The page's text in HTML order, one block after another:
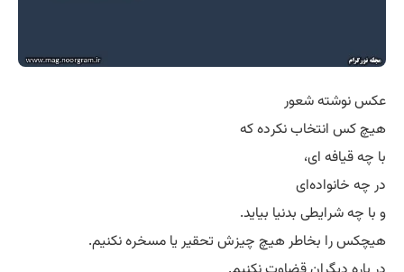
عکس نوشته شعور
ﻫﯿﭻ ﮐﺲ ﺍﻧﺘﺨﺎﺏ ﻧﮑﺮﺩﻩ ﮐﻪ
ﺑﺎ ﭼﻪ ﻗﯿﺎﻓﻪ ﺍﯼ،
ﺩﺭ ﭼﻪ ﺧﺎﻧﻮﺍﺩﻩﺍﯼ
ﻭ ﺑﺎ ﭼﻪ ﺷﺮﺍﯾﻄﯽ ﺑﺪﻧﯿﺎ ﺑﯿﺎﯾﺪ.
ﻫﯿﭽﮑﺲ ﺭﺍ ﺑﺨﺎﻃﺮ ﻫﯿﭻ ﭼﯿﺰﺵ ﺗﺤﻘﯿﺮ ﯾﺎ ﻣﺴﺨﺮﻩ ﻧﮑﻨﯿﻢ.